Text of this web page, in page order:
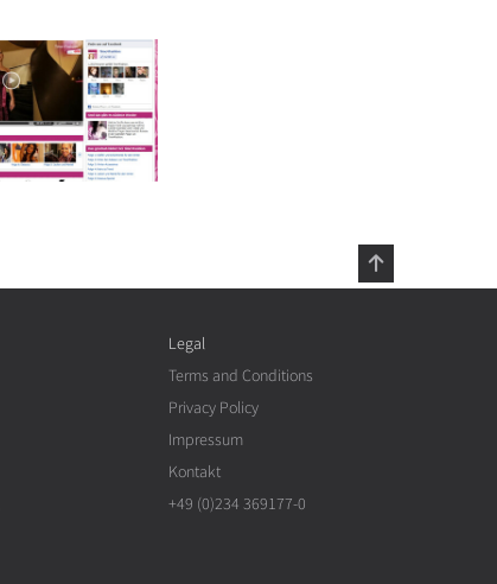
Legal
Terms and Conditions
Privacy Policy
Impressum
Kontakt
+49 (0)234 369177-0